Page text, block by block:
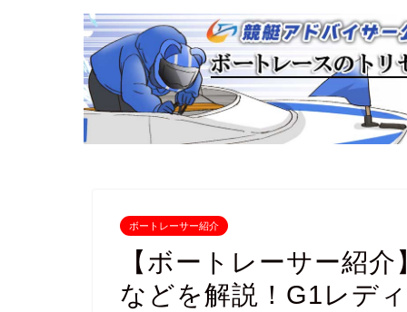
ボートレーサー紹介
【ボートレーサー紹
などを解説！G1レデ